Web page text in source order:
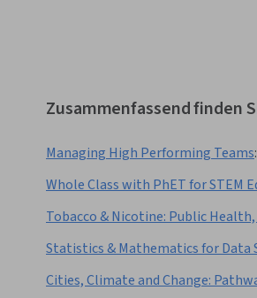
Zusammenfassend finden
Managing High Performing Teams:
Whole Class with PhET for STEM
Tobacco & Nicotine: Public Health,
Statistics & Mathematics for Data
Cities, Climate and Change: